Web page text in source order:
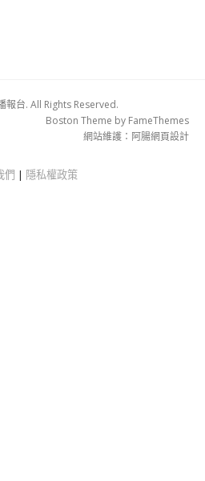
台. All Rights Reserved.
Boston Theme by FameThemes
網站維護： 阿腸網頁設計
們 | 隱私權政策